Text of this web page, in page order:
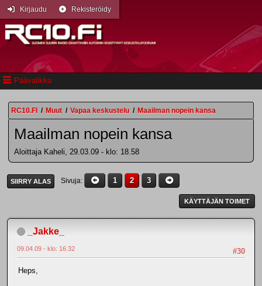
Päävalikko
Kirjaudu Rekisteröidy
RC10.FI / Muut / Vapaa keskustelu / Maailman nopein kansa
Maailman nopein kansa
Aloittaja Kaheli, 29.03.09 - klo: 18.58
SIIRRY ALAS Sivuja 1 2 3
KÄYTTÄJÄN TOIMET
_Jakke_
#30
09.04.09 - klo: 16.32
Heps,